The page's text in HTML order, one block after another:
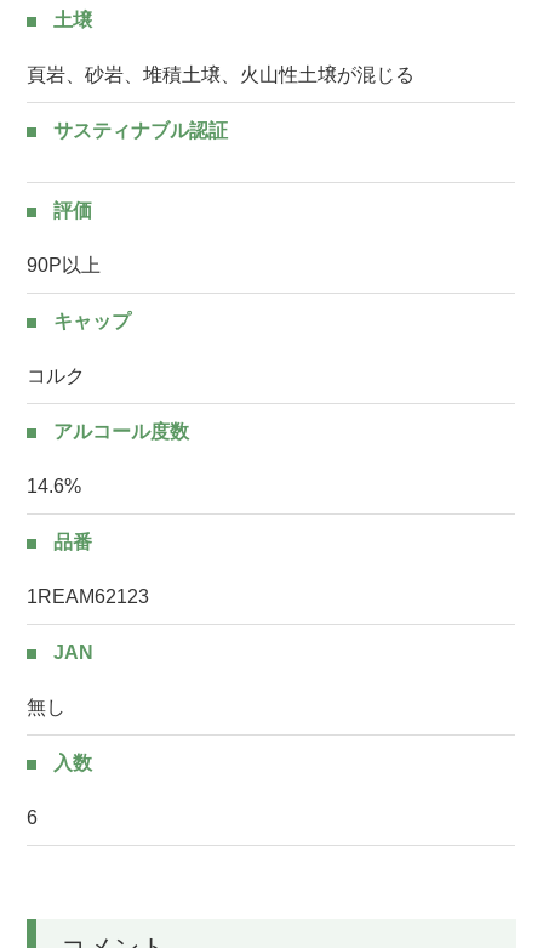
土壌
頁岩、砂岩、堆積土壌、火山性土壌が混じる
サスティナブル認証
評価
90P以上
キャップ
コルク
アルコール度数
14.6%
品番
1REAM62123
JAN
無し
入数
6